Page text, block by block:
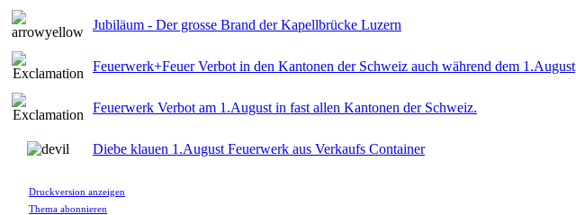
Jubiläum - Der grosse Brand der Kapellbrücke Luzern
Feuerwerk+Feuer Verbot in den Kantonen der Schweiz auch während dem 1.August
Feuerwerk Verbot am 1.August in fast allen Kantonen der Schweiz.
Diebe klauen 1.August Feuerwerk aus Verkaufs Container
Druckversion anzeigen
Thema abonnieren